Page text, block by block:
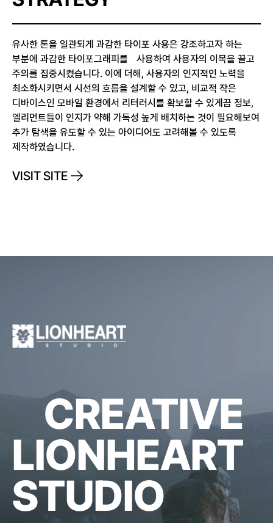
유사한 톤을 일관되게 과감한 타이포 사용은 강조하고자 하는
부분에 과감한 타이포그래피를 사용하여 사용자의 이목을 끌고
주의를 집중시켰습니다. 이에 더해, 사용자의 인지적인 노력을
최소화시키면서 시선의 흐름을 설계할 수 있고, 비교적 작은
디바이스인 모바일 환경에서 리터러시를 확보할 수 있게끔 정보,
엘리먼트들이 인지가 약해 가독성 높게 배치하는 것이 필요해보여
추가 탐색을 유도할 수 있는 아이디어도 고려해볼 수 있도록
제작하였습니다.
VISIT SITE
CREATIVE
LIONHEART
STUDIO